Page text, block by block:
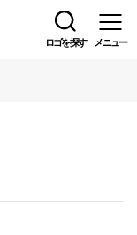
ロゴを探す メニュー